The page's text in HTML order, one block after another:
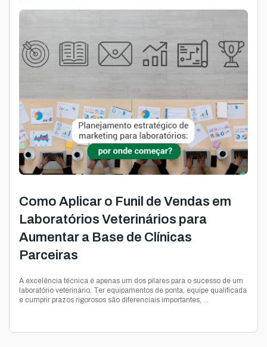
Como Aplicar o Funil de Vendas em
Laboratórios Veterinários para
Aumentar a Base de Clínicas
Parceiras
A excelência técnica é apenas um dos pilares para o sucesso de um
laboratório veterinário. Ter equipamentos de ponta, equipe qualificada
e cumprir prazos rigorosos são diferenciais importantes, ...